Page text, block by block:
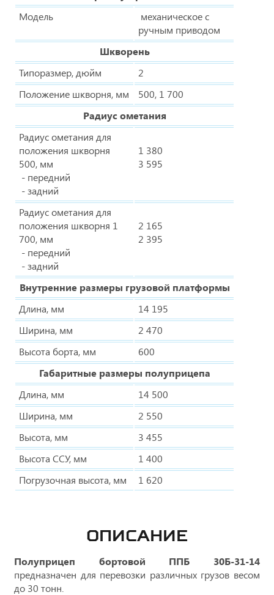
Модель
механическое с
ручным приводом
Шкворень
Типоразмер, дюйм
2
Положение шкворня, мм
500, 1 700
Радиус ометания
Радиус ометания для
положения шкворня
500, мм
- передний
- задний
1 380
3 595
Радиус ометания для
положения шкворня 1
700, мм
- передний
- задний
2 165
2 395
Внутренние размеры грузовой платформы
Длина, мм
14 195
Ширина, мм
2 470
Высота борта, мм
600
Габаритные размеры полуприцепа
Длина, мм
14 500
Ширина, мм
2 550
Высота, мм
3 455
Высота ССУ, мм
1 400
Погрузочная высота, мм
1 620
ОПИСАНИЕ
Полуприцеп бортовой ППБ 30Б-31-14
предназначен для перевозки различных грузов весом
до 30 тонн.